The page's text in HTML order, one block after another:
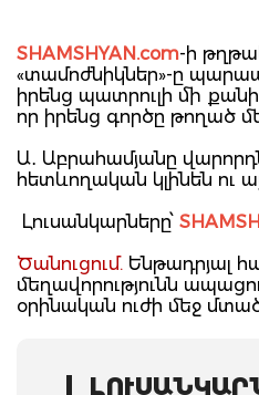
SHAMSHYAN.com-ի
«տամոժնիկներ»-ը
իրենց պատրուլի մի
որ իրենց գործը թողած
Ա․ Աբրահամյանը
հետևողական կլինեն ու
Լուսանկարները՝
Ծանուցում. Ենթադրյալ
մեղավորությունն
օրինական ուժի մեջ